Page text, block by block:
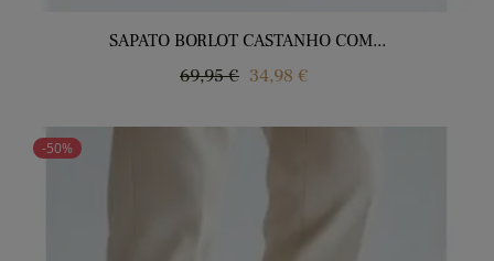
SAPATO BORLOT CASTANHO COM...
Regular
69,95 € Price
34,98 €
-50%